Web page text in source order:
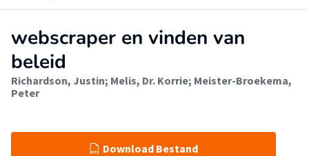
webscraper en vinden van
beleid
Richardson, Justin; Melis, Dr. Korrie; Meister-Broekema,
Peter
Download Bestand